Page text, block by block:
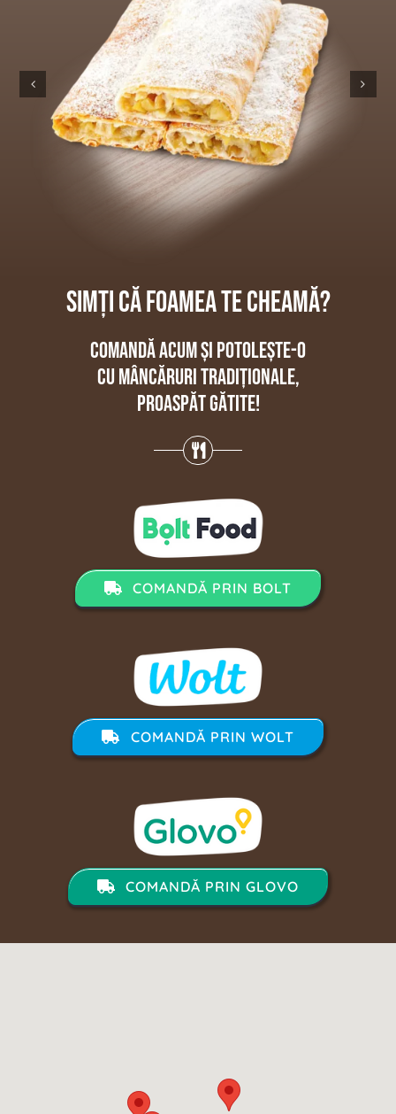
Simți că foamea te cheamă?
Comandă acum și potolește-o
cu mâncăruri tradiționale,
proaspăt gătite!
COMANDĂ PRIN BOLT
COMANDĂ PRIN WOLT
COMANDĂ PRIN GLOVO